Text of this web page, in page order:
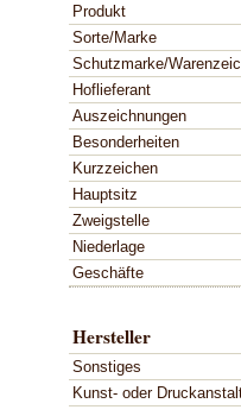
Produkt
Sorte/Marke
Schutzmarke/
Hoflieferant
Auszeichnungen
Besonderheiten
Kurzzeichen
Hauptsitz
Zweigstelle
Niederlage
Geschäfte
Hersteller
Sonstiges
Kunst- oder